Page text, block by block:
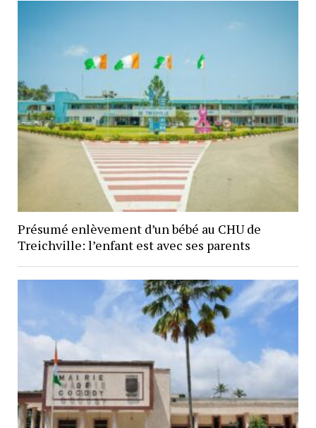
Présumé enlèvement d’un bébé au CHU de
Treichville: l’enfant est avec ses parents